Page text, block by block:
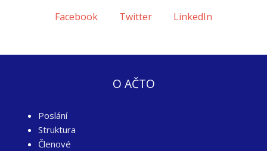
Facebook Twitter LinkedIn
O AČTO
Poslání
Struktura
Členové